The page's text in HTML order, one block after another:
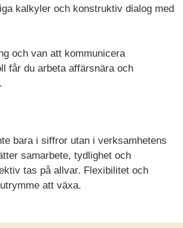
kalkyler och konstruktiv dialog med
och van att kommunicera
får du arbeta affärsnära och
bara i siffror utan i verksamhetens
samarbete, tydlighet och
tas på allvar. Flexibilitet och
att växa.